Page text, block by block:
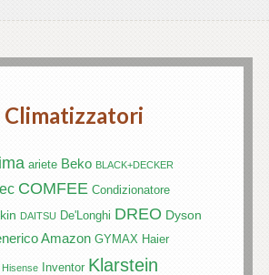
Climatizzatori
ariete Beko BLACK+DECKER
COMFEE Condizionatore
DAITSU De'Longhi DREO Dyson
Amazon GYMAX Haier
Hisense Inventor Klarstein